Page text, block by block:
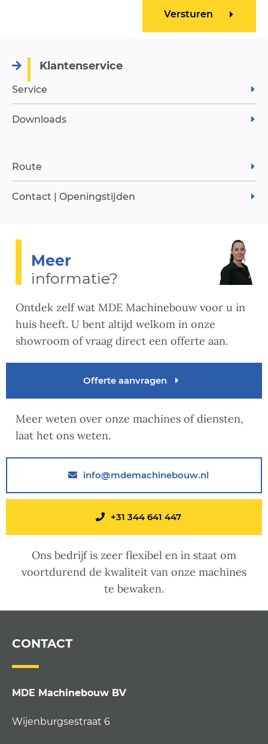
Klantenservice
Service
Downloads
Route
Contact | Openingstijden
Meer
informatie?
Ontdek zelf wat MDE Machinebouw voor u in
huis heeft. U bent altijd welkom in onze
showroom of vraag direct een offerte aan.
Offerte aanvragen
Meer weten over onze machines of diensten,
laat het ons weten.
info@mdemachinebouw.nl
+31 344 641 447
Ons bedrijf is zeer flexibel en in staat om
voortdurend de kwaliteit van onze machines
te bewaken.
CONTACT
MDE Machinebouw BV
Wijenburgsestraat 6